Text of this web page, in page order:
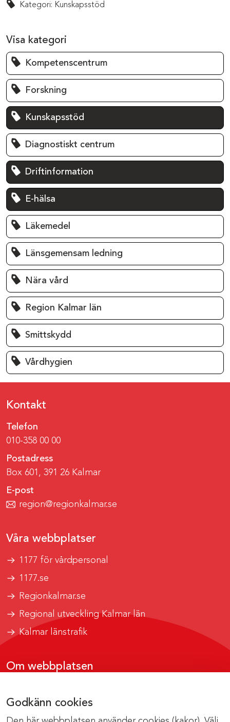
Godkänn cookies
Kategori: Kunskapsstöd
Visa kategori
Kompetenscentrum
Forskning
Kunskapsstöd
Diagnostiskt centrum
Driftinformation
E-hälsa
Läkemedel
Länsgemensam ledning
Nära vård
Region Kalmar län
Smittskydd
Vårdhygien
Kontakt
Telefon
010-358 00 00
Postadress
Box 601, 391 26 Kalmar
E-post
region@regionkalmar.se
Våra webbplatser
1177 för vårdpersonal
1177.se
Regionkalmar.se
Regional utveckling Kalmar län
Kalmar länstrafik
Om webbplatsen
Om cookies